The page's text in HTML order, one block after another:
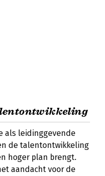
als leidinggevende
de talentontwikkeling
hoger plan brengt.
aandacht voor de